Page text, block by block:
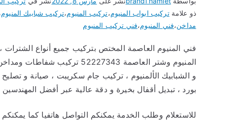
ذو علامةتركيب ابواب المنيوم،تركيب المنيوم،تركيب شبابيك المنيوم
مداخن،فني المنيوم،فني تركيب المنيوم
فني المنيوم العاصمة المختص بتركيب جميع أنواع
المنيوم وشتر العاصمة
و الشبابيك الألمنيوم ، تركيب جام سكريبت ، صيانة و
بورد ، تبديل أقفال بخيرة و دقة عالية عبر أفضل المهندسين
للاستعلام وطلب الخدمة يمكنكم التواصل هاتفيا كما